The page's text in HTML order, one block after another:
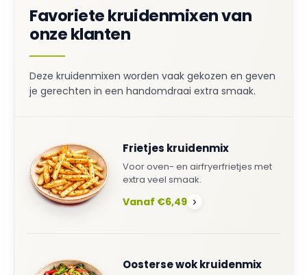
Favoriete kruidenmixen van
onze klanten
Deze kruidenmixen worden vaak gekozen en geven
je gerechten in een handomdraai extra smaak.
Frietjes kruidenmix
Voor oven- en airfryerfrietjes met
extra veel smaak.
Vanaf €6,49 ›
Oosterse wok kruidenmix